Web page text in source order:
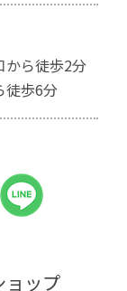
から徒歩2分
徒歩6分
ョップ